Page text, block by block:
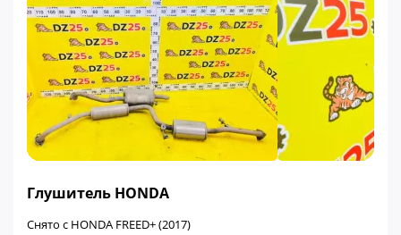
Глушитель HONDA
Снято с HONDA FREED+ (2017)